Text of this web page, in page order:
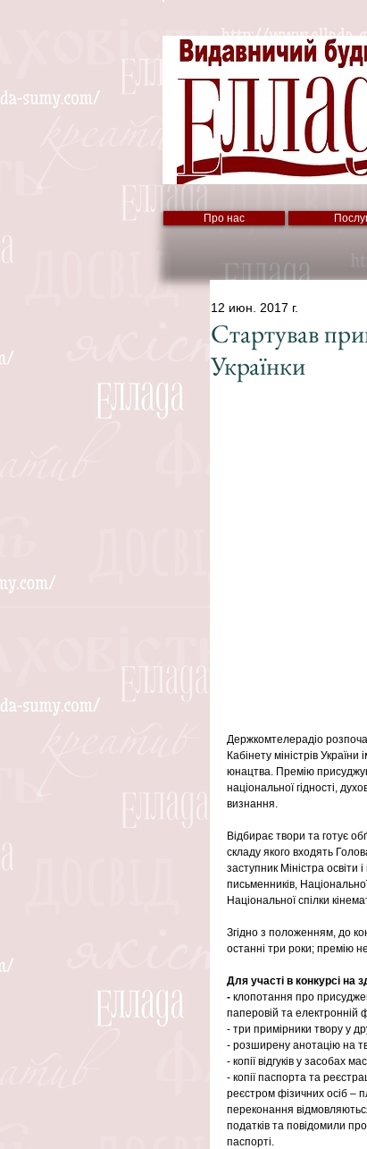
Про нас
Стартував
Українки
12 июн. 2017 г.
Держкомтелерадіо
Кабінету міністрів
юнацтва. Премію
національної гідності,
визнання.
Відбирає твори та готує
складу якого входять
заступник Міністра освіти
письменників,
Національної спілки
Згідно з положенням, до
останні три роки; премію
Для участі в конкурсі на
- клопотання про
паперовій та електронній
- три примірники твору у
- розширену анотацію на
- копії відгуків у засобах
- копії паспорта та
реєстром фізичних осіб –
переконання
податків та повідомили
паспорті.